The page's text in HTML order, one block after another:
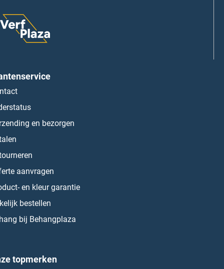
en bezorgen
aanvragen
en kleur garantie
bestellen
bij Behangplaza
topmerken